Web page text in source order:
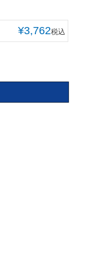
¥3,762税込